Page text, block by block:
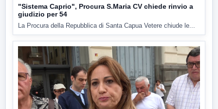
"Sistema Caprio", Procura S.Maria CV chiede rinvio a
giudizio per 54
La Procura della Repubblica di Santa Capua Vetere chiude le...